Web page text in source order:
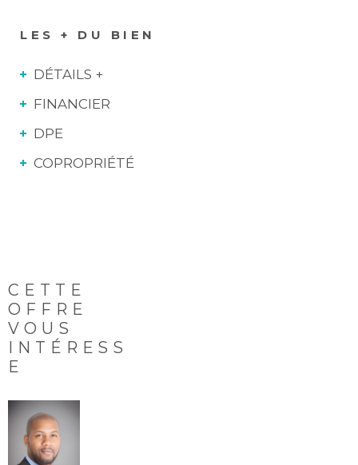
LES + DU BIEN
DÉTAILS +
FINANCIER
DPE
COPROPRIÉTÉ
CETTE
OFFRE
VOUS
INTÉRESS
E